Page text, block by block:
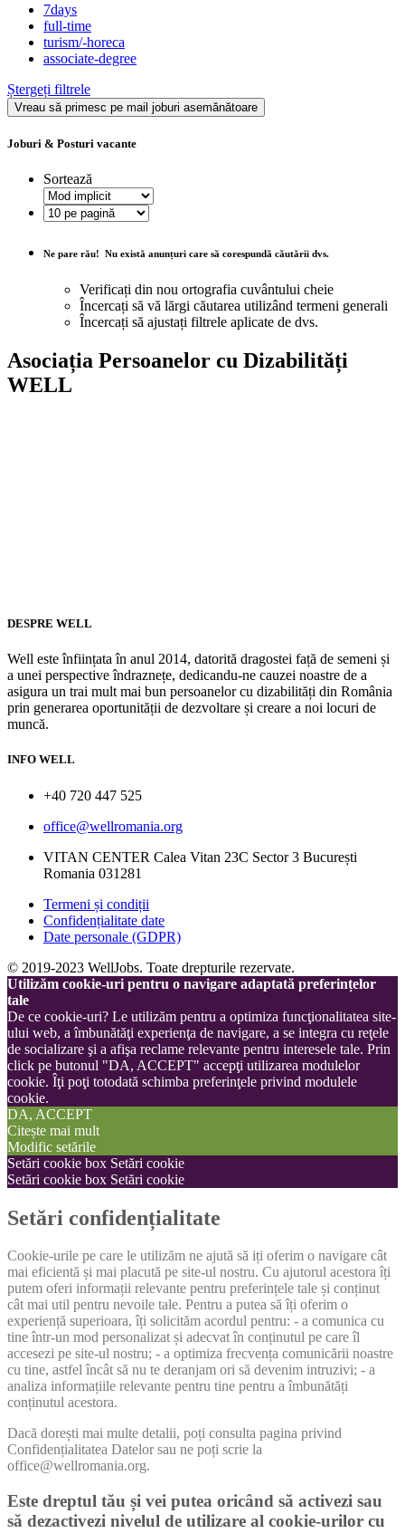
7days
full-time
turism/-horeca
associate-degree
Ștergeți filtrele
Vreau să primesc pe mail joburi asemănătoare
Joburi & Posturi vacante
Sortează
Ne pare rău! Nu există anunțuri care să corespundă căutării dvs.
Verificați din nou ortografia cuvântului cheie
Încercați să vă lărgi căutarea utilizând termeni generali
Încercați să ajustați filtrele aplicate de dvs.
Asociația Persoanelor cu Dizabilități
WELL
DESPRE WELL
Well este înființata în anul 2014, datorită dragostei față de semeni și
a unei perspective îndraznețe, dedicandu-ne cauzei noastre de a
asigura un trai mult mai bun persoanelor cu dizabilități din România
prin generarea oportunității de dezvoltare și creare a noi locuri de
muncă.
INFO WELL
+40 720 447 525
office@wellromania.org
VITAN CENTER Calea Vitan 23C Sector 3 București
Romania 031281
Termeni și condiții
Confidențialitate date
Date personale (GDPR)
© 2019-2023 WellJobs. Toate drepturile rezervate.
Utilizăm cookie-uri pentru o navigare adaptată preferințelor
tale
De ce cookie-uri? Le utilizăm pentru a optimiza funcţionalitatea site-
ului web, a îmbunătăţi experienţa de navigare, a se integra cu reţele
de socializare şi a afişa reclame relevante pentru interesele tale. Prin
click pe butonul "DA, ACCEPT" accepţi utilizarea modulelor
cookie. Îţi poţi totodată schimba preferinţele privind modulele
cookie.
DA, ACCEPT
Citește mai mult
Modific setările
Setări cookie box Setări cookie
Setări cookie box Setări cookie
Setări confidențialitate
Cookie-urile pe care le utilizăm ne ajută să iți oferim o navigare cât
mai eficientă și mai placută pe site-ul nostru. Cu ajutorul acestora îți
putem oferi informații relevante pentru preferințele tale și conținut
cât mai util pentru nevoile tale. Pentru a putea să îți oferim o
experiență superioara, îți solicităm acordul pentru: - a comunica cu
tine într-un mod personalizat și adecvat în conținutul pe care îl
accesezi pe site-ul nostru; - a optimiza frecvența comunicării noastre
cu tine, astfel încât să nu te deranjam ori să devenim intruzivi; - a
analiza informațiile relevante pentru tine pentru a îmbunătăți
conținutul acestora.
Dacă dorești mai multe detalii, poți consulta pagina privind
Confidențialitatea Datelor sau ne poți scrie la
office@wellromania.org.
Este dreptul tău și vei putea oricând să activezi sau
să dezactivezi nivelul de utilizare al cookie-urilor cu